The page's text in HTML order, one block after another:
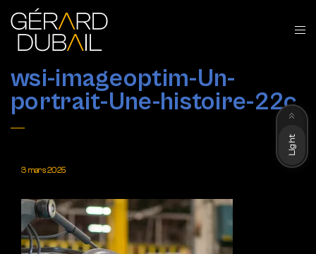
wsi-imageoptim-Un-
portrait-Une-histoire-22c
3 mars 2025
Light
Dark